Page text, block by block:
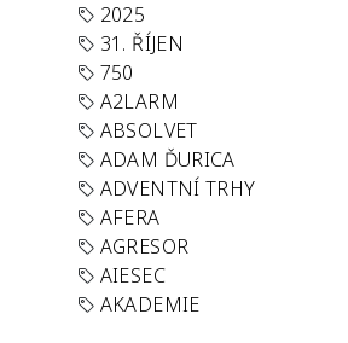
2025
31. ŘÍJEN
750
A2LARM
ABSOLVET
ADAM ĎURICA
ADVENTNÍ TRHY
AFERA
AGRESOR
AIESEC
AKADEMIE